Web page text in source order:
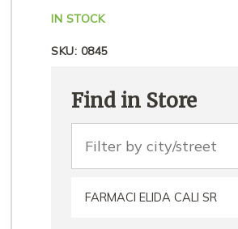
IN STOCK
SKU: 0845
Find in Store
FARMACI ELIDA CALI SR